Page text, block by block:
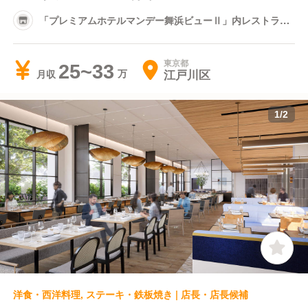
「プレミアムホテルマンデー舞浜ビューⅡ」内レストラン
月収 25~33 東京都
江戸川区
1/2
洋食・西洋料理, ステーキ・鉄板焼き | 店長・店長候補